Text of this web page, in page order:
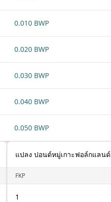
0.010 BWP
0.020 BWP
0.030 BWP
0.040 BWP
0.050 BWP
แปลง ปอนด์หมู่เกาะฟอล์กแลน
FKP
1